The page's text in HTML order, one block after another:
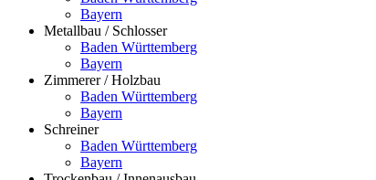
Bayern
Metallbau / Schlosser
Baden Württemberg
Bayern
Zimmerer / Holzbau
Baden Württemberg
Bayern
Schreiner
Baden Württemberg
Bayern